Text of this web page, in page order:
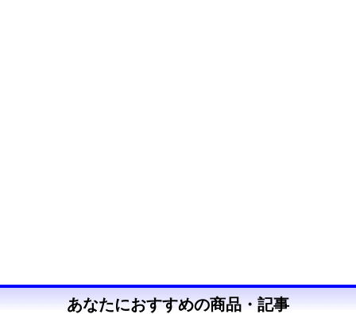
あなたにおすすめの商品・記事